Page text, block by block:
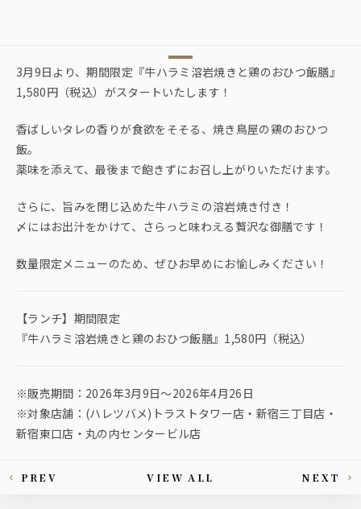
3月9日より、期間限定『牛ハラミ溶岩焼きと鶏のおひつ飯膳』
1,580円（税込）がスタートいたします！
香ばしいタレの香りが食欲をそそる、焼き鳥屋の鶏のおひつ
飯。
薬味を添えて、最後まで飽きずにお召し上がりいただけます。
さらに、旨みを閉じ込めた牛ハラミの溶岩焼き付き！
〆にはお出汁をかけて、さらっと味わえる贅沢な御膳です！
数量限定メニューのため、ぜひお早めにお愉しみください！
【ランチ】期間限定
『牛ハラミ溶岩焼きと鶏のおひつ飯膳』1,580円（税込）
※販売期間：2026年3月9日〜2026年4月26日
※対象店舗：(ハレツバメ)トラストタワー店・新宿三丁目店・
新宿東口店・丸の内センタービル店
This article's paging
PREV VIEW ALL NEXT